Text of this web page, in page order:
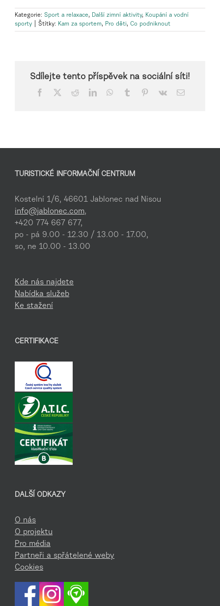
Kategorie: Sport a relaxace, Další zimní aktivity, Koupání a vodní
sporty
Štítky: Kam za sportem, Pro děti, Co podniknout
Sdílejte tento příspěvek na sociální síti!
Facebook RedditLinkedInWhatsApp
Tumblr Pinterest
Vk
E-
TURISTICKÉ INFORMAČNÍ CENTRUM
Kostelní 1/6, 46601 Jablonec nad Nisou
info@jablonec.com,
+420 774 667 677,
po - pá 9.00 - 12.30 / 13.00 - 17.00,
so, ne 10.00 - 13.00
Kde nás najdete
Nabídka služeb
Ke stažení
CERTIFIKACE
DALŠÍ ODKAZY
O nás
O projektu
Pro média
Partneři a spřátelené weby
Cookies